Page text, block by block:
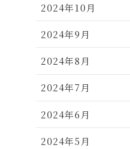
2024年10月
2024年9月
2024年8月
2024年7月
2024年6月
2024年5月